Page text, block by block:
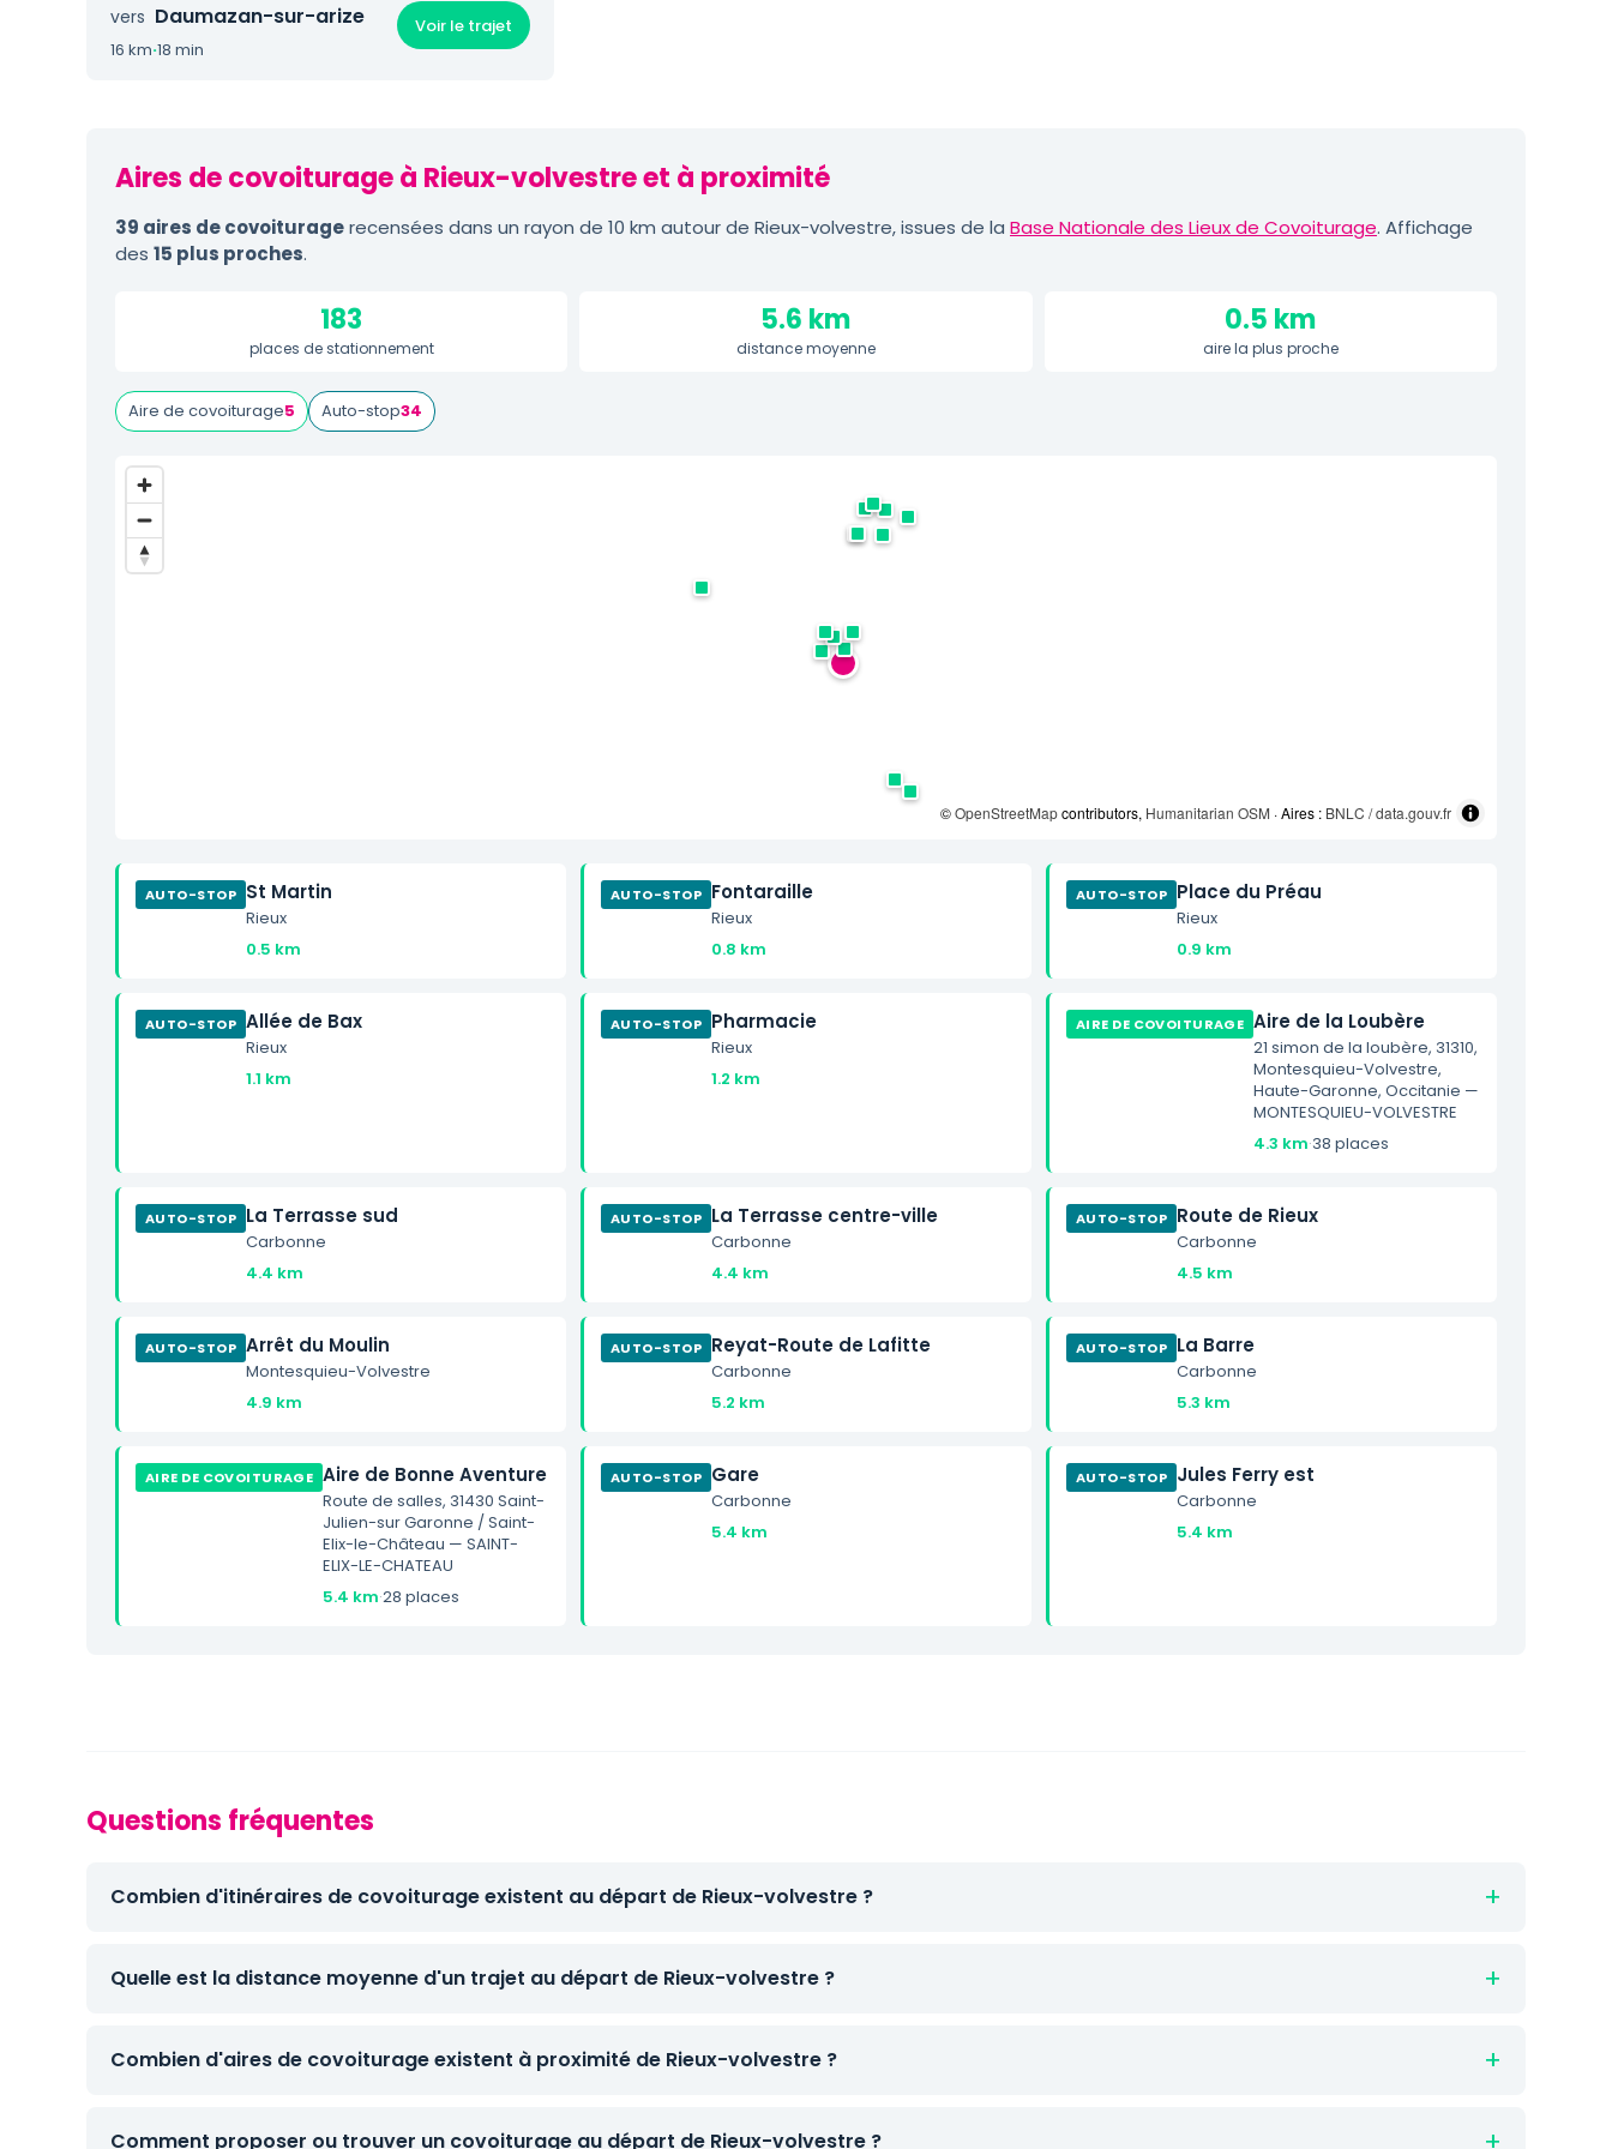
vers Daumazan-sur-arize
16 km·18 min
Voir le trajet
Aires de covoiturage à Rieux-volvestre et à proximité
39 aires de covoituragerecensées dans un rayon de 10 km autour de Rieux-volvestre, issues de la Base Nationale des Lieux de Covoiturage. Affichage
des 15 plus proches.
183
places de stationnement
5.6 km
distance moyenne
0.5 km
aire la plus proche
Aire de covoiturage5 Auto-stop34
©OpenStreetMapcontributors, Humanitarian OSM · Aires : BNLC / data.gouv.fr
AUTO-STOP St Martin
Rieux
0.5 km
AUTO-STOP Fontaraille
Rieux
0.8 km
AUTO-STOP Place du Préau
Rieux
0.9 km
AUTO-STOP Allée de Bax
Rieux
1.1 km
AUTO-STOP Pharmacie
Rieux
1.2 km
AIRE DE COVOITURAGE Aire de la Loubère
21 simon de la loubère, 31310,
Montesquieu-Volvestre,
Haute-Garonne, Occitanie —
MONTESQUIEU-VOLVESTRE
4.3 km·38 places
AUTO-STOP La Terrasse sud
Carbonne
4.4 km
AUTO-STOP La Terrasse centre-ville
Carbonne
4.4 km
AUTO-STOP Route de Rieux
Carbonne
4.5 km
AUTO-STOP Arrêt du Moulin
Montesquieu-Volvestre
4.9 km
AUTO-STOP Reyat-Route de Lafitte
Carbonne
5.2 km
AUTO-STOP La Barre
Carbonne
5.3 km
AIRE DE COVOITURAGE Aire de Bonne Aventure
Route de salles, 31430 Saint-
Julien-sur Garonne / Saint-
Elix-le-Château — SAINT-
ELIX-LE-CHATEAU
5.4 km·28 places
AUTO-STOP Gare
Carbonne
5.4 km
AUTO-STOP Jules Ferry est
Carbonne
5.4 km
Questions fréquentes
Combien d'itinéraires de covoiturage existent au départ de Rieux-volvestre ?
Quelle est la distance moyenne d'un trajet au départ de Rieux-volvestre ?
Combien d'aires de covoiturage existent à proximité de Rieux-volvestre ?
Comment proposer ou trouver un covoiturage au départ de Rieux-volvestre ?